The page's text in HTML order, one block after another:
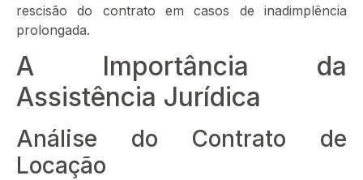
rescisão do contrato em casos de inadimplência
prolongada.
A Importância da
Assistência Jurídica
Análise do Contrato de
Locação